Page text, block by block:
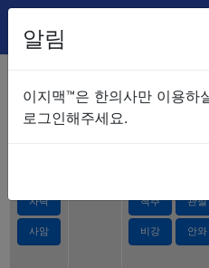
Ez-MAC.
청구조합 2024
전침
자락
사암
척추 관절
비강 안와
알림
이지맥™은 한의사만 이용하
로그인해주세요.